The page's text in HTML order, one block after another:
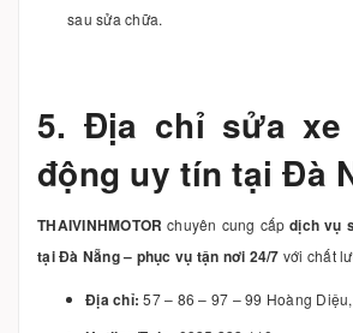
sau sửa chữa.
5. Địa chỉ sửa
động uy tín tại Đà
THAIVINHMOTOR chuyên cung cấpdịch vụ
tại Đà Nẵng – phục vụ tận nơi 24/7 với chất
Địa chỉ: 57 – 86 – 97 – 99 Hoàng